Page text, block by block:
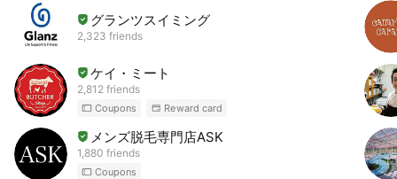
グランツスイミング
2,323 friends
ケイ・ミート
2,812 friends
Coupons Reward card
メンズ脱毛専門店ASK
1,880 friends
Coupons